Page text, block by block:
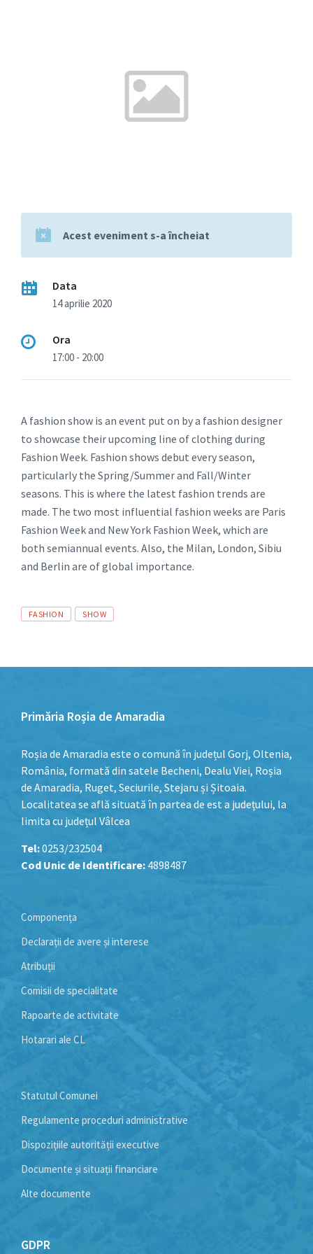
Acest eveniment s-a încheiat
Data
14 aprilie 2020
Ora
17:00 - 20:00
A fashion show is an event put on by a fashion designer
to showcase their upcoming line of clothing during
Fashion Week. Fashion shows debut every season,
particularly the Spring/Summer and Fall/Winter
seasons. This is where the latest fashion trends are
made. The two most influential fashion weeks are Paris
Fashion Week and New York Fashion Week, which are
both semiannual events. Also, the Milan, London, Sibiu
and Berlin are of global importance.
Afișează
linkuri
FASHION SHOW
Primăria Roșia de Amaradia
Roșia de Amaradia este o comună în județul Gorj, Oltenia,
România, formată din satele Becheni, Dealu Viei, Roșia
de Amaradia, Ruget, Seciurile, Stejaru și Șitoaia.
Localitatea se află situată în partea de est a județului, la
limita cu județul Vâlcea
Tel:0253/232504
Cod Unic de Identificare: 4898487
Componența
Declarații de avere și interese
Atribuții
Comisii de specialitate
Rapoarte de activitate
Hotarari ale CL
Statutul Comunei
Regulamente proceduri administrative
Dispozițiile autorității executive
Documente și situații financiare
Alte documente
GDPR